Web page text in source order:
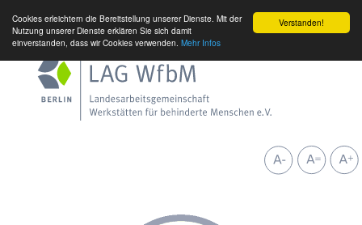
Verstanden!
Cookies erleichtern die Bereitstellung unserer Dienste. Mit der
Nutzung unserer Dienste erklären Sie sich damit
einverstanden, dass wir Cookies verwenden. Mehr Infos